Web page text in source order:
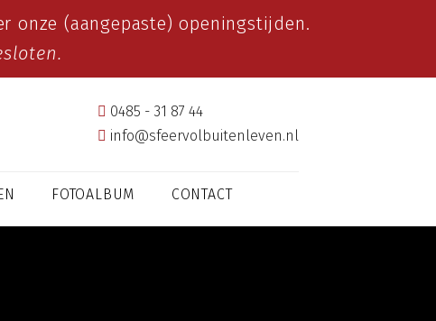
onze (aangepaste) openingstijden.
0485 - 31 87 44
info@sfeervolbuitenleven.nl
FOTOALBUM CONTACT